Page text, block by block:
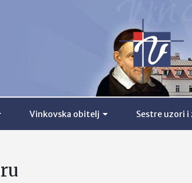
Vinkovska obitelj Sestre uzori